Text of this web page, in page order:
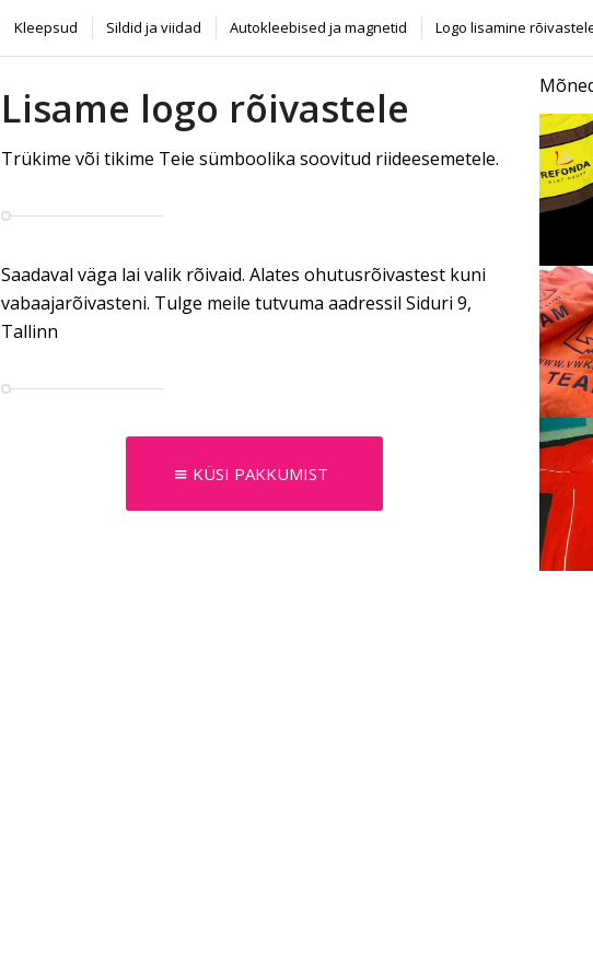
Kleepsud Sildid ja viidad Autokleebised ja magnetid Logo lisamine
Lisame logo rõivastele
Trükime või tikime Teie sümboolika soovitud riideesemetele.
Saadaval väga lai valik rõivaid. Alates ohutusrõivastest kuni
vabaajarõivasteni. Tulge meile tutvuma aadressil Siduri 9,
Tallinn
KÜSI PAKKUMIST